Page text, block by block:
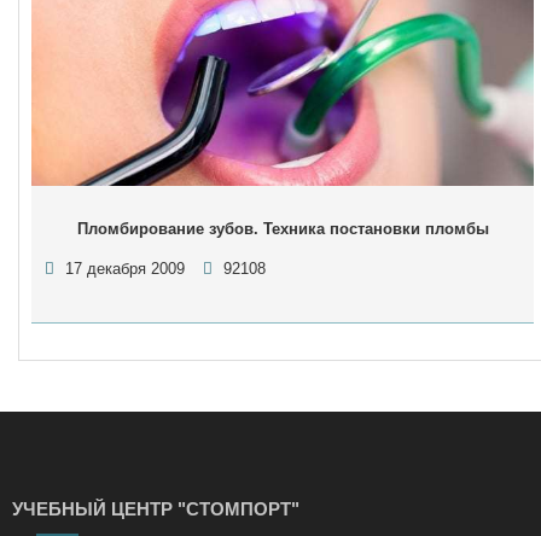
Пломбирование зубов. Техника постановки пломбы
17 декабря 2009 92108
УЧЕБНЫЙ ЦЕНТР "СТОМПОРТ"